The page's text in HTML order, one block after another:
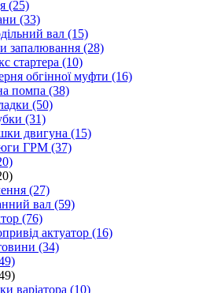
(25)
(33)
вал (15)
запалювання (28)
стартера (10)
обгінної муфти (16)
помпа (38)
(50)
(31)
двигуна (15)
ГРМ (37)
(27)
вал (59)
(76)
актуатор (16)
(34)
варіатора (10)